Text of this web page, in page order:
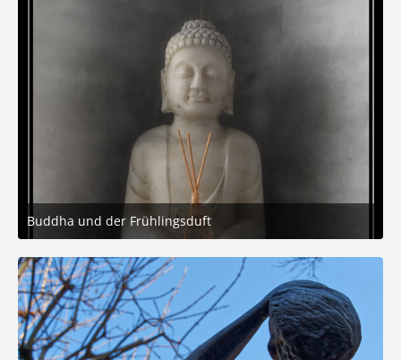
Buddha und der Frühlingsduft
24. März 2026 um 10:24
7